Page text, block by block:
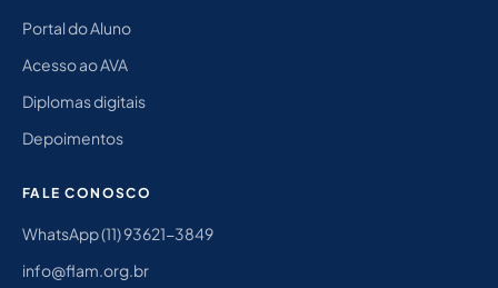
Portal do Aluno
Acesso ao AVA
Diplomas digitais
Depoimentos
FALE CONOSCO
WhatsApp (11) 93621-3849
info@flam.org.br